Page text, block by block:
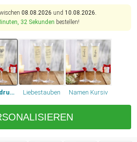
08.08.2026 und 10.08.2026.
32 Sekunden bestellen!
Fingerabdruck Herz Liebestauben Namen Kursiv